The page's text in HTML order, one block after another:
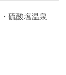
硫酸塩温泉